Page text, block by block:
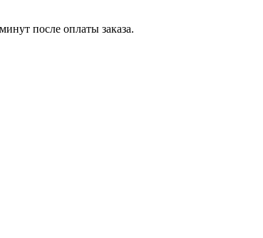
после оплаты заказа.